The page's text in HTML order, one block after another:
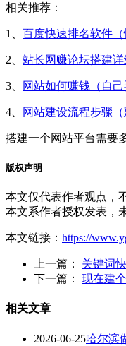
相关推荐：
1、 百度快速排名软件（
2、 站长网赚论坛搭建详
3、 网站如何赚钱（自
4、 网站建设流程步骤
搭建一个网站平台需要
版权声明
本文仅代表作者观点，
本文系作者授权发表，
本文链接： https://
上一篇： 关键词
下一篇： 现在建
相关文章
2026-06-25哈尔滨